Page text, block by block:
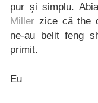
pur și simplu.
Miller zice că the
ne-au belit feng
primit.
Eu